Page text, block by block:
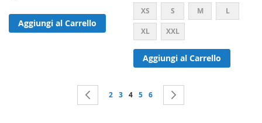
Aggiungi al Carrello
XS S M L
XL XXL
Aggiungi al Carrello
Pagina Pagina
Precedente
Pagina
2 Pagina
3 Attualmente stai leggendo la pagina
4 Pagina
5 Pagina
6